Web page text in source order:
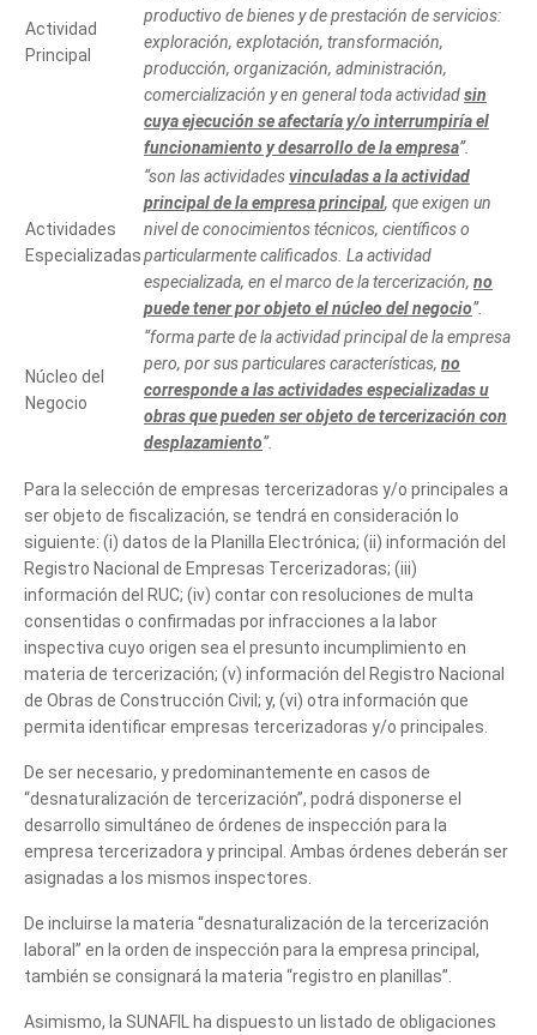
Actividad
Principal
productivo de bienes y de prestación de servicios:
exploración, explotación, transformación,
producción, organización, administración,
comercialización y en general toda actividadsin
cuya ejecución se afectaría y/o interrumpiría el
funcionamiento y desarrollo de la empresa”.
Actividades
Especializadas
“son las actividadesvinculadas a la actividad
principal de la empresa principal, que exigen un
nivel de conocimientos técnicos, científicos o
particularmente calificados. La actividad
especializada, en el marco de la tercerización, no
puede tener por objeto el núcleo del negocio”.
Núcleo del
Negocio
“forma parte de la actividad principal de la empresa
pero, por sus particulares características, no
corresponde a las actividades especializadas u
obras que pueden ser objeto de tercerización con
desplazamiento”.
Para la selección de empresas tercerizadoras y/o principales a
ser objeto de fiscalización, se tendrá en consideración lo
siguiente: (i) datos de la Planilla Electrónica; (ii) información del
Registro Nacional de Empresas Tercerizadoras; (iii)
información del RUC; (iv) contar con resoluciones de multa
consentidas o confirmadas por infracciones a la labor
inspectiva cuyo origen sea el presunto incumplimiento en
materia de tercerización; (v) información del Registro Nacional
de Obras de Construcción Civil; y, (vi) otra información que
permita identificar empresas tercerizadoras y/o principales.
De ser necesario, y predominantemente en casos de
“desnaturalización de tercerización”, podrá disponerse el
desarrollo simultáneo de órdenes de inspección para la
empresa tercerizadora y principal. Ambas órdenes deberán ser
asignadas a los mismos inspectores.
De incluirse la materia “desnaturalización de la tercerización
laboral” en la orden de inspección para la empresa principal,
también se consignará la materia “registro en planillas”.
Asimismo, la SUNAFIL ha dispuesto un listado de obligaciones